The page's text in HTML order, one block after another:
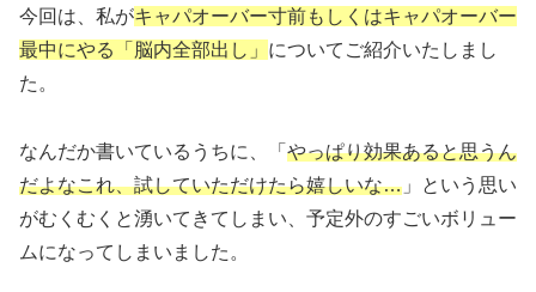
今回は、私がキャパオーバー寸前もしくはキャパオーバー
最中にやる「脳内全部出し」 についてご紹介いたしまし
た。
なんだか書いているうちに、「 やっぱり効果あると思うん
だよなこれ、試していただけたら嬉しいな… 」という思い
がむくむくと湧いてきてしまい、予定外のすごいボリュー
ムになってしまいました。